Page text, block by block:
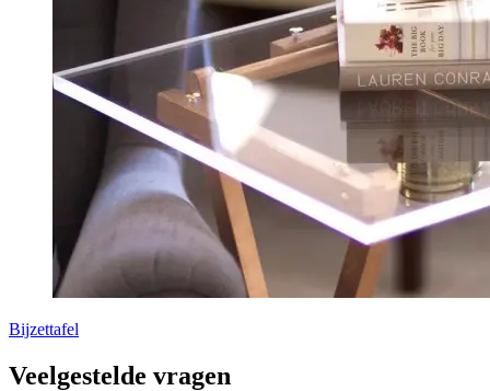
Bijzettafel
Veelgestelde vragen